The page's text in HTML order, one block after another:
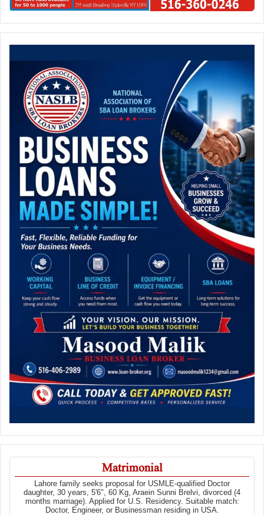
Matrimonial
Lahore family seeks proposal for USMLE-qualified Doctor
daughter, 30 years, 5'6", 60 Kg, Araein Sunni Brelvi, divorced (4
months marriage). Applied for U.S. Residency. Suitable match:
Doctor, Engineer, or Businessman residing in USA.